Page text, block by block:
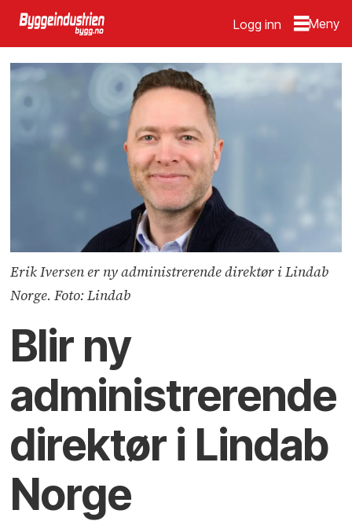
Logg inn
Erik Iversen er ny administrerende direktør i Lindab
Norge. Foto: Lindab
Blir ny
administrerende
direktør i Lindab
Norge